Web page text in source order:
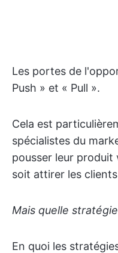
Les portes de
Push » et « Pull ».
Cela est
spécialistes du
pousser leur produit
soit attirer les
Mais quelle
En quoi les